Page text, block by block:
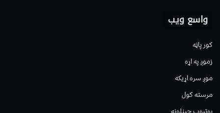
واسع ویب
کور پاڼه
زموږ په اړه
موږ سره اړیکه
مرسته کول